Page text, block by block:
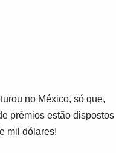
no México, só que,
prêmios estão dispostos
mil dólares!